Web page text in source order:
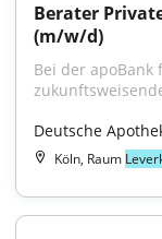
Berater
(m/w/d)
Bei der
Deutsche
Köln, Raum